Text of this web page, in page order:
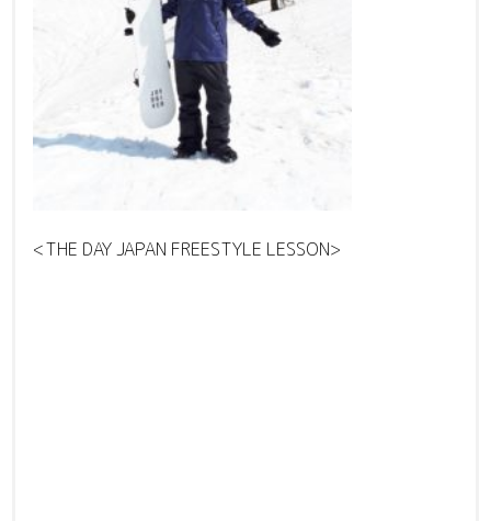
<THE DAY JAPAN FREESTYLE LESSON>